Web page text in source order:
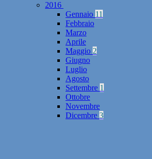
2016
Gennaio 11
Febbraio
Marzo
Aprile
Maggio 2
Giugno
Luglio
Agosto
Settembre 1
Ottobre
Novembre
Dicembre 3